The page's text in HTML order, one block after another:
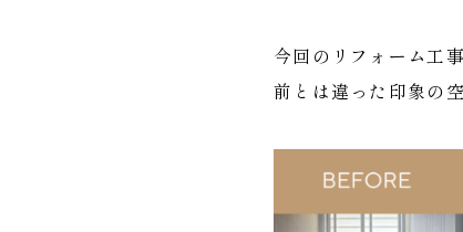
今回のリフォーム工
前とは違った印象の